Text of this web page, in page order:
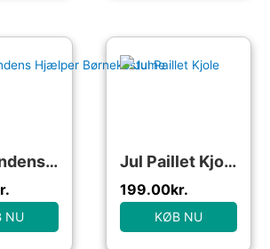
Julemandens Hjælper Børnekostume
NU
Jul Paillet Kjole
199.00kr.
KØB NU